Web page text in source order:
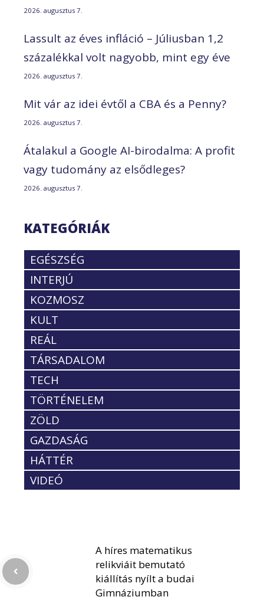
2026. augusztus 7.
Lassult az éves infláció – Júliusban 1,2
százalékkal volt nagyobb, mint egy éve
2026. augusztus 7.
Mit vár az idei évtől a CBA és a Penny?
2026. augusztus 7.
Átalakul a Google AI-birodalma: A profit
vagy tudomány az elsődleges?
2026. augusztus 7.
KATEGÓRIÁK
EGÉSZSÉG
INTERJÚ
KOZMOSZ
KULT
REÁL
TÁRSADALOM
TECH
TÖRTÉNELEM
ZÖLD
GAZDASÁG
HÁTTÉR
VIDEÓ
A híres matematikus
relikviáit bemutató
kiállítás nyílt a budai
Gimnáziumban